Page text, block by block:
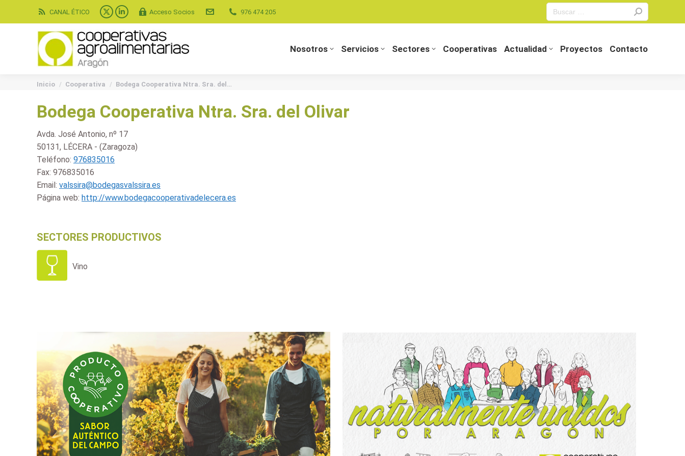
CANAL ÉTICO
X
page
opens
window
Linkedin
page
opens
window
Acceso Socios 976 474 205
Search:
Nosotros Servicios Sectores Cooperativas Actualidad Proyectos Contacto
You are here:
Inicio Cooperativa Bodega Cooperativa Ntra. Sra. del…
Bodega Cooperativa Ntra. Sra. del Olivar
Avda. José Antonio, nº 17
50131, LÉCERA - (Zaragoza)
Teléfono: 976835016
Fax: 976835016
Email: valssira@bodegasvalssira.es
Página web: http://www.bodegacooperativadelecera.es
SECTORES PRODUCTIVOS
Vino
Actualidad Proyectos Contacto